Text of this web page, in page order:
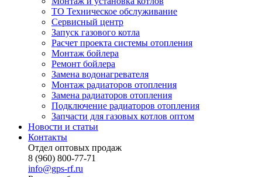
ТО Техническое обслуживание
Сервисный центр
Запуск газового котла
Расчет проекта системы отопления
Монтаж бойлера
Ремонт бойлера
Замена водонагревателя
Монтаж радиаторов отопления
Замена радиаторов отопления
Подключение радиаторов отопления
Запчасти для газовых котлов оптом
Новости и статьи
Контакты
Отдел оптовых продаж
8 (960) 800-77-71
info@gps-rf.ru